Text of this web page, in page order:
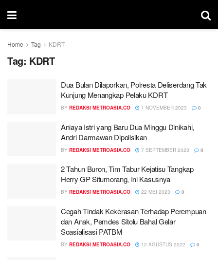
Home Tag KDRT
Tag: KDRT
Dua Bulan Dilaporkan, Polresta Deliserdang Tak
Kunjung Menangkap Pelaku KDRT
BY REDAKSI METROASIA.CO 1 NOVEMBER 2023 0
Aniaya Istri yang Baru Dua Minggu Dinikahi,
Andri Darmawan Dipolisikan
BY REDAKSI METROASIA.CO 7 SEPTEMBER 2023 0
2 Tahun Buron, Tim Tabur Kejatisu Tangkap
Herry GP Situmorang, Ini Kasusnya
BY REDAKSI METROASIA.CO 22 MEI 2023 0
Cegah Tindak Kekerasan Terhadap Perempuan
dan Anak, Pemdes Sitolu Bahal Gelar
Soasialisasi PATBM
BY REDAKSI METROASIA.CO 12 AGUSTUS 2022 0